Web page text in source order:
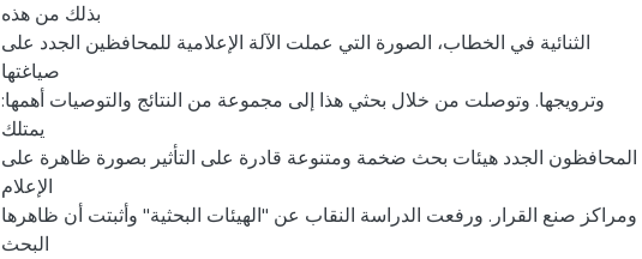
بذلك من هذه
الثنائية في الخطاب، الصورة التي عملت الآلة الإعلامية للمحافظين الجدد على
صياغتها
وترويجها. وتوصلت من خلال بحثي هذا إلى مجموعة من النتائج والتوصيات أهمها:
يمتلك
المحافظون الجدد هيئات بحث ضخمة ومتنوعة قادرة على التأثير بصورة ظاهرة على
الإعلام
ومراكز صنع القرار. ورفعت الدراسة النقاب عن "الهيئات البحثية" وأثبتت أن ظاهرها
البحث